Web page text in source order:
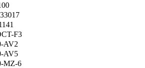
F3
AV2
AV5
MZ-6